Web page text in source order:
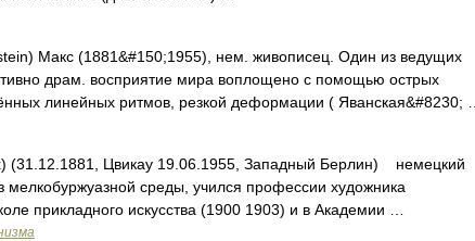
Макс (1881&#150;1955), нем. живописец. Один из ведущих
драм. восприятие мира воплощено с помощью острых
линейных ритмов, резкой деформации ( Яванская&#8230; …
(31.12.1881, Цвикау 19.06.1955, Западный Берлин) немецкий
среды, учился профессии художника
прикладного искусства (1900 1903) и в Академии …